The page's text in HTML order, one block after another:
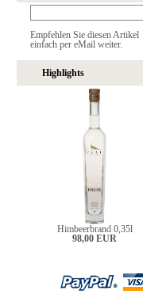
Empfehlen Sie diesen Artikel
einfach per eMail weiter.
Highlights
Himbeerbrand 0,35l
98,00 EUR